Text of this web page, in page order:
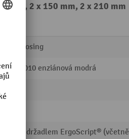
%, 2 x 150 mm, 2 x 210 mm
SoftClosing
RAL 5010 enziánová modrá
lišta s držadlem ErgoScript® (včetně